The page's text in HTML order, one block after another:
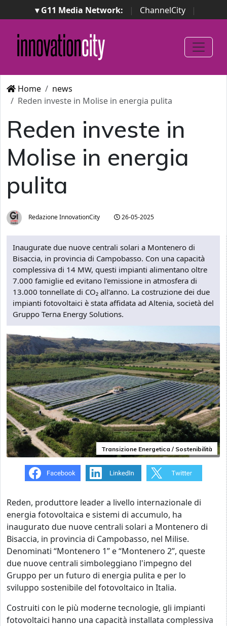
▾ G11 Media Network: | ChannelCity
|
ImpresaCity | SecurityOpenLab | Italian Channel
Awards
Italian Project Awards
Italian Security
Awards
Home
news
Reden investe in Molise in energia pulita
Reden investe in
Molise in energia
pulita
Redazione InnovationCity 26-05-2025
Inaugurate due nuove centrali solari a Montenero di
Bisaccia, in provincia di Campobasso. Con una capacità
complessiva di 14 MW, questi impianti alimentano oltre
7.000 famiglie ed evitano l'emissione in atmosfera di
13.000 tonnellate di CO₂ all’anno. La costruzione dei due
impianti fotovoltaici è stata affidata ad Altenia, società del
Gruppo Terna Energy Solutions.
Transizione Energetica / Sostenibilità
Reden, produttore leader a livello internazionale di
energia fotovoltaica e sistemi di accumulo, ha
inaugurato due nuove centrali solari a Montenero di
Bisaccia, in provincia di Campobasso, nel Milise.
Denominati “Montenero 1” e “Montenero 2”, queste
due nuove centrali simboleggiano l'impegno del
Gruppo per un futuro di energia pulita e per lo
sviluppo sostenibile del fotovoltaico in Italia.
Costruiti con le più moderne tecnologie, gli impianti
fotovoltaici hanno una capacità installata complessiva